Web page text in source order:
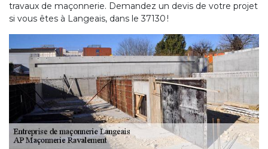
travaux de maçonnerie. Demandez un devis de votre projet
si vous êtes à Langeais, dans le 37130 !